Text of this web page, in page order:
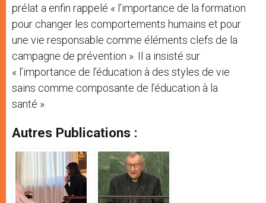
prélat a enfin rappelé « l’importance de la formation
pour changer les comportements humains et pour
une vie responsable comme éléments clefs de la
campagne de prévention ». Il a insisté sur
« l’importance de l’éducation à des styles de vie
sains comme composante de l’éducation à la
santé ».
Autres Publications :